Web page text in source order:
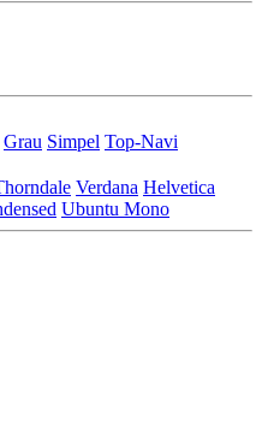
Grau Simpel Top-Navi
Verdana Helvetica
Ubuntu Mono